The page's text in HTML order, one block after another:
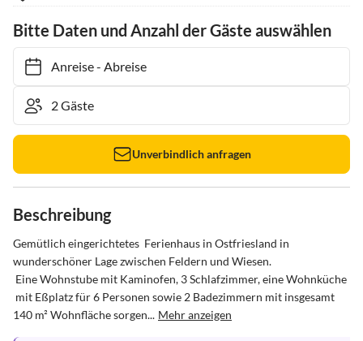
Bitte Daten und Anzahl der Gäste auswählen
Anreise- Abreise
Unverbindlich anfragen
Beschreibung
Gemütlich eingerichtetes  Ferienhaus in Ostfriesland in
wunderschöner Lage zwischen Feldern und Wiesen.
mit Eßplatz für 6 Personen sowie 2 Badezimmern mit insgesamt
140 m² Wohnfläche sorgen... Mehr anzeigen